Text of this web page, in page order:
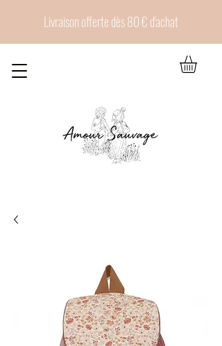
Livraison offerte dès 80 € d'achat